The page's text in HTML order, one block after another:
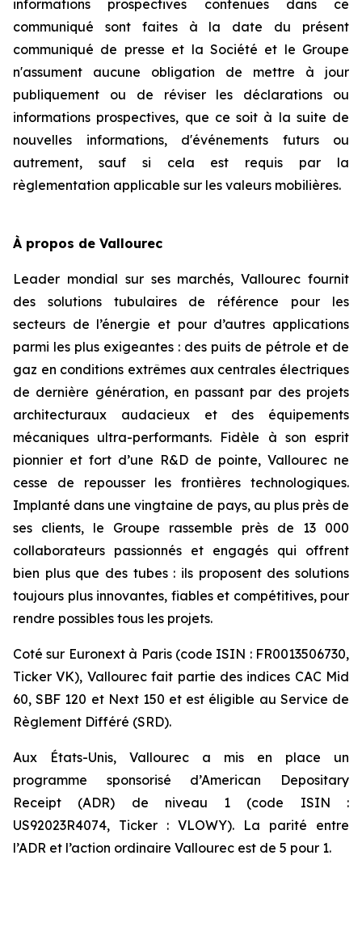
informations prospectives contenues dans ce
communiqué sont faites à la date du présent
communiqué de presse et la Société et le Groupe
n'assument aucune obligation de mettre à jour
publiquement ou de réviser les déclarations ou
informations prospectives, que ce soit à la suite de
nouvelles informations, d'événements futurs ou
autrement, sauf si cela est requis par la
règlementation applicable sur les valeurs mobilières.
À propos de Vallourec
Leader mondial sur ses marchés, Vallourec fournit
des solutions tubulaires de référence pour les
secteurs de l’énergie et pour d’autres applications
parmi les plus exigeantes : des puits de pétrole et de
gaz en conditions extrêmes aux centrales électriques
de dernière génération, en passant par des projets
architecturaux audacieux et des équipements
mécaniques ultra-performants. Fidèle à son esprit
pionnier et fort d’une R&D de pointe, Vallourec ne
cesse de repousser les frontières technologiques.
Implanté dans une vingtaine de pays, au plus près de
ses clients, le Groupe rassemble près de 13 000
collaborateurs passionnés et engagés qui offrent
bien plus que des tubes : ils proposent des solutions
toujours plus innovantes, fiables et compétitives, pour
rendre possibles tous les projets.
Coté sur Euronext à Paris (code ISIN : FR0013506730,
Ticker VK), Vallourec fait partie des indices CAC Mid
60, SBF 120 et Next 150 et est éligible au Service de
Règlement Différé (SRD).
Aux États-Unis, Vallourec a mis en place un
programme sponsorisé d’American Depositary
Receipt (ADR) de niveau 1 (code ISIN :
US92023R4074, Ticker : VLOWY). La parité entre
l’ADR et l’action ordinaire Vallourec est de 5 pour 1.